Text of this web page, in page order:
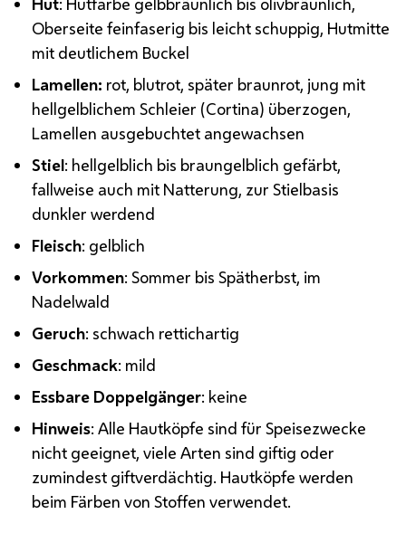
Oberseite feinfaserig bis leicht schuppig, Hutmitte
mit deutlichem Buckel
Lamellen: rot, blutrot, später braunrot, jung mit
hellgelblichem Schleier (Cortina) überzogen,
Lamellen ausgebuchtet angewachsen
Stiel: hellgelblich bis braungelblich gefärbt,
fallweise auch mit Natterung, zur Stielbasis
dunkler werdend
Fleisch: gelblich
Vorkommen: Sommer bis Spätherbst, im
Nadelwald
Geruch: schwach rettichartig
Geschmack: mild
Essbare Doppelgänger: keine
Hinweis: Alle Hautköpfe sind für Speisezwecke
nicht geeignet, viele Arten sind giftig oder
zumindest giftverdächtig. Hautköpfe werden
beim Färben von Stoffen verwendet.